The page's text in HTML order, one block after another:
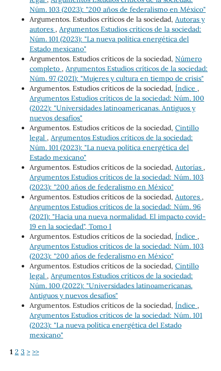
Núm. 103 (2023): "200 años de federalismo en México"
Argumentos. Estudios críticos de la sociedad, Autoras y
autores , Argumentos Estudios críticos de la sociedad:
Núm. 101 (2023): "La nueva política energética del
Estado mexicano"
Argumentos. Estudios críticos de la sociedad, Número
completo , Argumentos Estudios críticos de la sociedad:
Núm. 97 (2021): "Mujeres y cultura en tiempo de crisis"
Argumentos. Estudios críticos de la sociedad, Índice ,
Argumentos Estudios críticos de la sociedad: Núm. 100
(2022): "Universidades latinoamericanas. Antiguos y
nuevos desafíos"
Argumentos. Estudios críticos de la sociedad, Cintillo
legal , Argumentos Estudios críticos de la sociedad:
Núm. 101 (2023): "La nueva política energética del
Estado mexicano"
Argumentos. Estudios críticos de la sociedad, Autorías ,
Argumentos Estudios críticos de la sociedad: Núm. 103
(2023): "200 años de federalismo en México"
Argumentos. Estudios críticos de la sociedad, Autores ,
Argumentos Estudios críticos de la sociedad: Núm. 96
(2021): "Hacia una nueva normalidad. El impacto covid-
19 en la sociedad", Tomo I
Argumentos. Estudios críticos de la sociedad, Índice ,
Argumentos Estudios críticos de la sociedad: Núm. 103
(2023): "200 años de federalismo en México"
Argumentos. Estudios críticos de la sociedad, Cintillo
legal , Argumentos Estudios críticos de la sociedad:
Núm. 100 (2022): "Universidades latinoamericanas.
Antiguos y nuevos desafíos"
Argumentos. Estudios críticos de la sociedad, Índice ,
Argumentos Estudios críticos de la sociedad: Núm. 101
(2023): "La nueva política energética del Estado
mexicano"
1 2 3 > >>